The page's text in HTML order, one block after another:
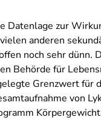
Datenlage zur
anderen
noch sehr dünn.
Behörde für
Grenzwert für
von